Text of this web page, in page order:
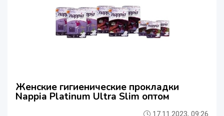
Женские гигиенические прокладки
Nappia Platinum Ultra Slim оптом
17.11.2023, 09:26